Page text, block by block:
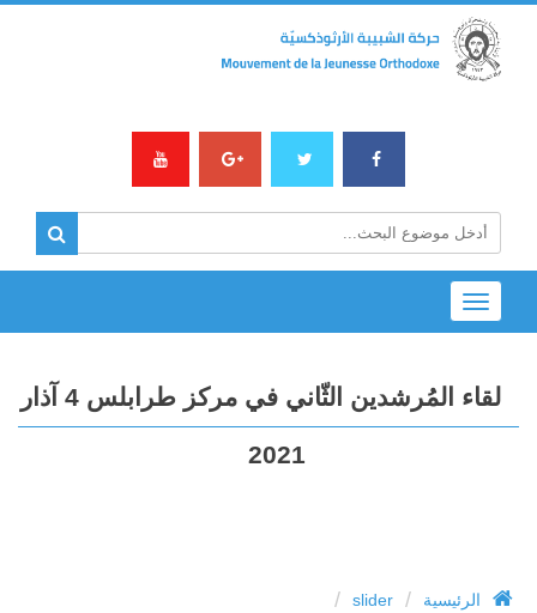
Toggle
navigation
لقاء المُرشدين الثّاني في مركز طرابلس 4 آذار
2021
الرئيسية /
slider
/